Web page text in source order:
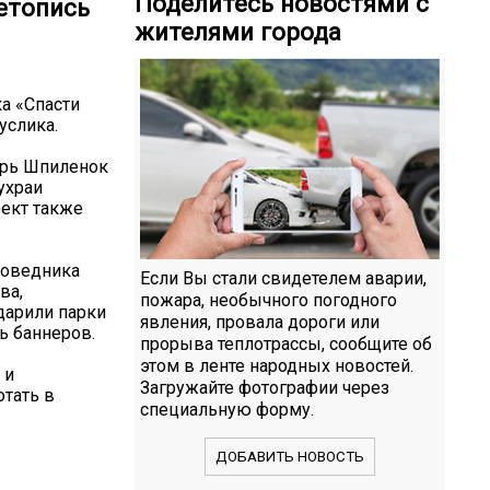
«Спасти
Шпиленок
также
парки
баннеров.
и
в
жителями города
Если Вы стали свидетелем аварии,
пожара, необычного погодного
явления, провала дороги или
прорыва теплотрассы, сообщите об
этом в ленте народных новостей.
Загружайте фотографии через
специальную форму.
ДОБАВИТЬ НОВОСТЬ